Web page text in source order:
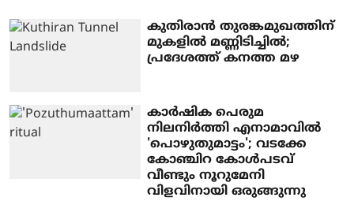
കുതിരാൻ തുരങ്കമുഖത്തിന്
മുകളിൽ മണ്ണിടിച്ചിൽ;
പ്രദേശത്ത് കനത്ത മഴ
കാര്‍ഷിക പെരുമ
നിലനിര്‍ത്തി എനാമാവിൽ
'പൊഴുതുമാട്ടം'; വടക്കേ
കോഞ്ചിറ കോൾപടവ്
വീണ്ടും നൂറുമേനി
വിളവിനായി ഒരുങ്ങുന്നു